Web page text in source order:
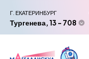
Г. ЕКАТЕРИНБУРГ
Тургенева, 13 - 708